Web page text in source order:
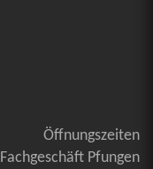
Öffnungszeiten
Fachgeschäft Pfungen